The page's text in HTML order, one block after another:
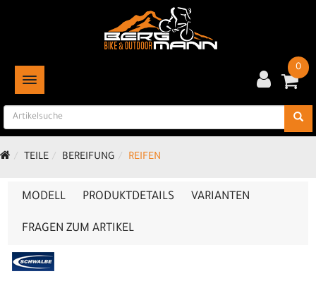
TOGGLE NAVIGATION
0
TEILE BEREIFUNG REIFEN
MODELL PRODUKTDETAILS VARIANTEN
FRAGEN ZUM ARTIKEL